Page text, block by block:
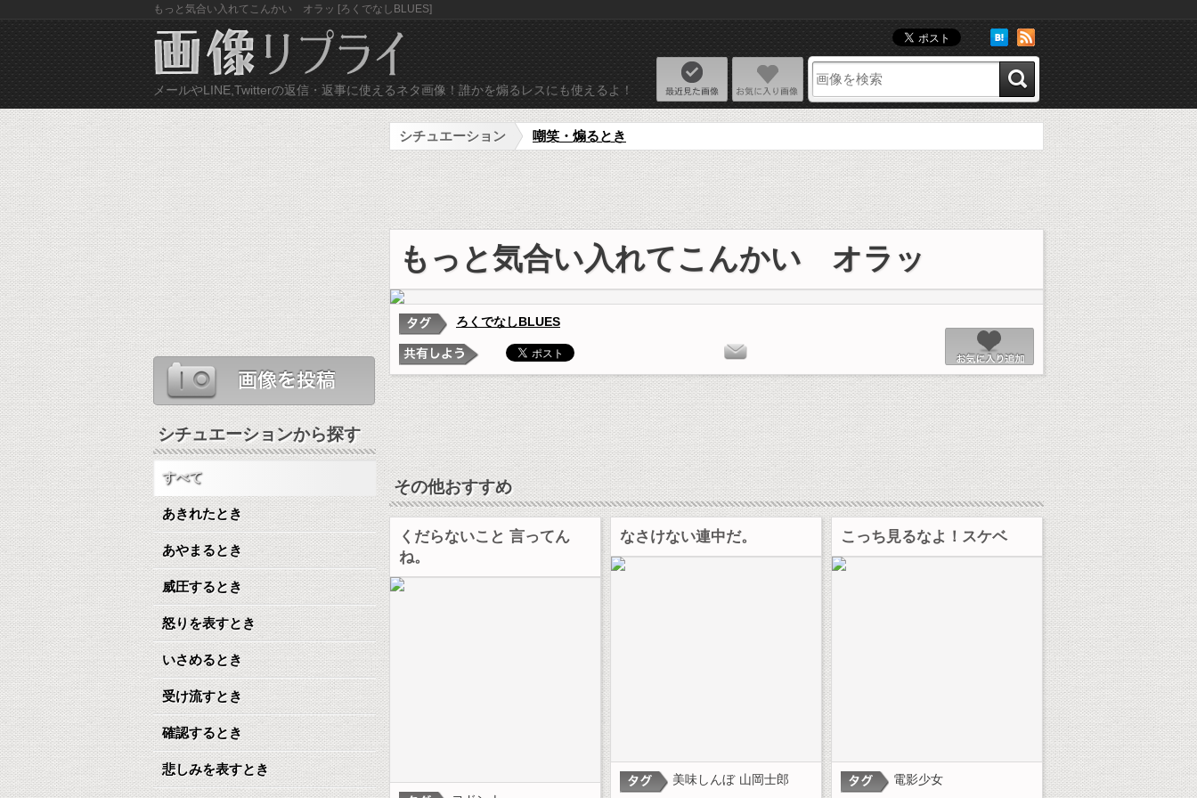
もっと気合い入れてこんかい オラッ [ろくでなしBLUES]
ネタ画像リプライ
メールやLINE,Twitterの返信・返事に使えるネタ画像！誰かを煽るレスにも使えるよ！
最近見た画像 お気に入り画像
シチュエーション 嘲笑・煽るとき
もっと気合い入れてこんかい オラッ
ろくでなしBLUES
お気に入り追加
その他おすすめ
くだらないこと 言ってん
ね。
なさけない連中だ。
美味しんぼ 山岡士郎
こっち見るなよ！スケベ
電影少女
ネタ画像を投稿
シチュエーションから探す
すべて
あきれたとき
あやまるとき
威圧するとき
怒りを表すとき
いさめるとき
受け流すとき
確認するとき
悲しみを表すとき